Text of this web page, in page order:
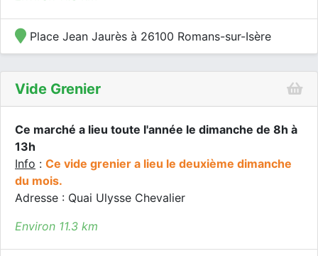
Place Jean Jaurès à 26100 Romans-sur-Isère
Vide Grenier
Ce marché a lieu toute l'année le dimanche de 8h à
13h
Info : Ce vide grenier a lieu le deuxième dimanche
du mois.
Adresse : Quai Ulysse Chevalier
Environ 11.3 km